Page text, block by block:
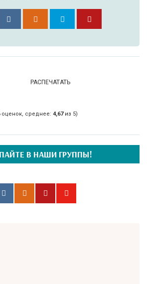
РАСПЕЧАТАТЬ
оценок, среднее: 4,67из 5)
В НАШИ ГРУППЫ!